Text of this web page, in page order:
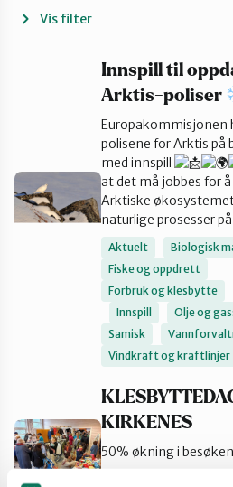
Tana og Varanger
Vis filter
Innspill til
Arktis-poliser
Europakommisjonen
polisene for Arktis
med innspill
at det må jobbes for
Arktiske
naturlige prosesser
Aktuelt
Biologisk
Fiske og oppdrett
Forbruk og klesbytte
Innspill
Olje og
Samisk
Vindkraft og kraftlinjer
KIRKENES
50% økning i